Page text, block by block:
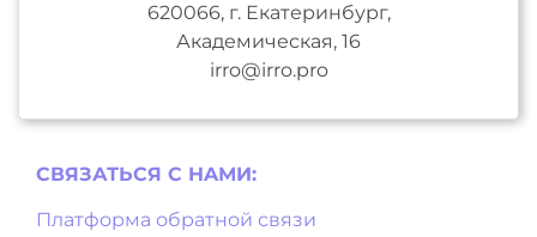
620066, г. Екатеринбург,
Академическая, 16
irro@irro.pro
СВЯЗАТЬСЯ С НAМИ:
Платформа обратной связи